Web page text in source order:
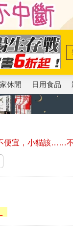
休閒 日用食品
便宜，小貓該……